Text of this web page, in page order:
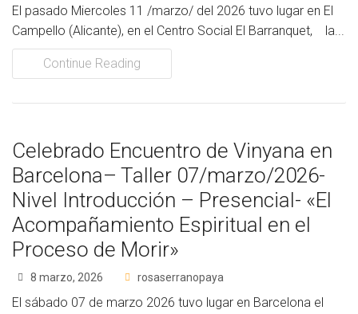
Socios Colaboradores
Colaboramos con
Nuestra propuesta de formación
Realizadas
Acompañamiento
Noticias
Vídeos
El pasado Miercoles 11 /marzo/ del 2026 tuvo lugar en El
Campello (Alicante), en el Centro Social El Barranquet, la...
Continue Reading
Celebrado Encuentro de Vinyana en
Barcelona– Taller 07/marzo/2026-
Nivel Introducción – Presencial- «El
Acompañamiento Espiritual en el
Proceso de Morir»
8 marzo, 2026 rosaserranopaya
El sábado 07 de marzo 2026 tuvo lugar en Barcelona el